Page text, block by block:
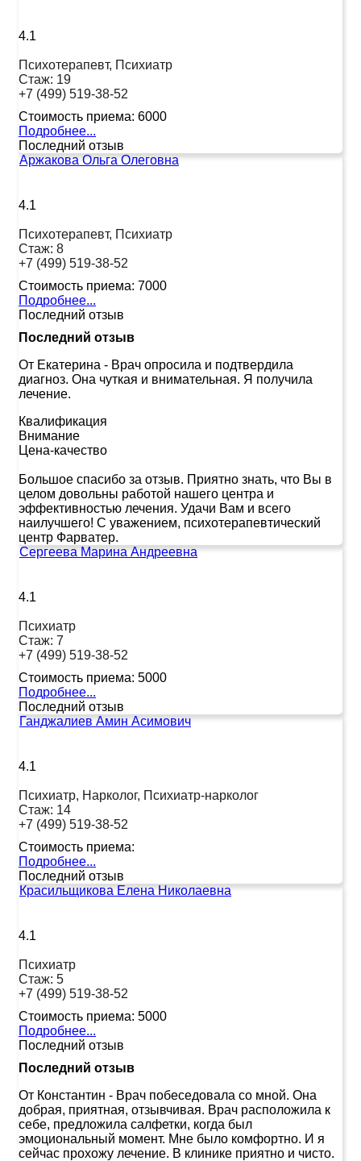
4.1
Психотерапевт, Психиатр
Стаж: 19
+7 (499) 519-38-52
Стоимость приема: 6000
Подробнее...
Последний отзыв
Аржакова Ольга Олеговна
4.1
Психотерапевт, Психиатр
Стаж: 8
+7 (499) 519-38-52
Стоимость приема: 7000
Подробнее...
Последний отзыв
Последний отзыв
От Екатерина - Врач опросила и подтвердила
диагноз. Она чуткая и внимательная. Я получила
лечение.
Квалификация
Внимание
Цена-качество
Большое спасибо за отзыв. Приятно знать, что Вы в
целом довольны работой нашего центра и
эффективностью лечения. Удачи Вам и всего
наилучшего! С уважением, психотерапевтический
центр Фарватер.
Сергеева Марина Андреевна
4.1
Психиатр
Стаж: 7
+7 (499) 519-38-52
Стоимость приема: 5000
Подробнее...
Последний отзыв
Ганджалиев Амин Асимович
4.1
Психиатр, Нарколог, Психиатр-нарколог
Стаж: 14
+7 (499) 519-38-52
Стоимость приема:
Подробнее...
Последний отзыв
Красильщикова Елена Николаевна
4.1
Психиатр
Стаж: 5
+7 (499) 519-38-52
Стоимость приема: 5000
Подробнее...
Последний отзыв
Последний отзыв
От Константин - Врач побеседовала со мной. Она
добрая, приятная, отзывчивая. Врач расположила к
себе, предложила салфетки, когда был
эмоциональный момент. Мне было комфортно. И я
сейчас прохожу лечение. В клинике приятно и чисто.